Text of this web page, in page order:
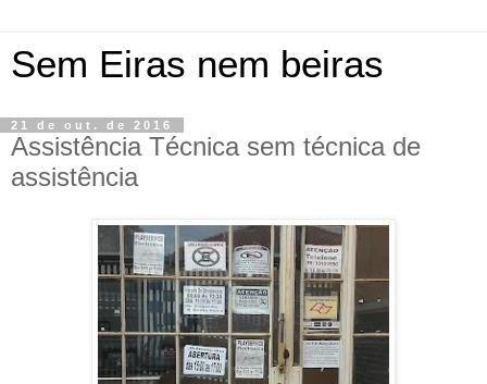
Sem Eiras nem beiras
21 de out. de 2016
Assistência Técnica sem técnica de
assistência